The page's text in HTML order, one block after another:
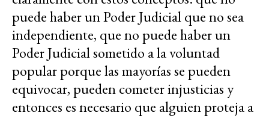
puede haber un Poder Judicial que no sea
independiente, que no puede haber un
Poder Judicial sometido a la voluntad
popular porque las mayorías se pueden
equivocar, pueden cometer injusticias y
entonces es necesario que alguien proteja a